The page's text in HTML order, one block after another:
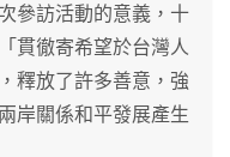
參訪活動的意義，十
貫徹寄希望於台灣人
釋放了許多善意，強
岸關係和平發展產生